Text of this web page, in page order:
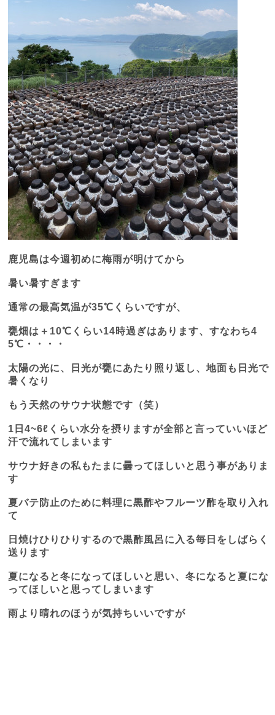
鹿児島は今週初めに梅雨が明けてから
暑い暑すぎます
通常の最高気温が35℃くらいですが、
甕畑は＋ 10℃くらい14時過ぎはあります、すなわち4
5℃・・・・
太陽の光に、日光が甕にあたり照り返し、地面も日光で
暑くなり
もう天然のサウナ状態です（笑）
1 日4~6ℓくらい水分を摂りますが全部と言っていいほど
汗で流れてしまいます
サウナ好きの私もたまに曇ってほしいと思う事がありま
す
夏バテ防止のために料理に黒酢やフルーツ酢を取り入れ
て
日焼けひりひりするので黒酢風呂に入る毎日をしばらく
送ります
夏になると冬になってほしいと思い、冬になると夏にな
ってほしいと思ってしまいます
雨より晴れのほうが気持ちいいですが